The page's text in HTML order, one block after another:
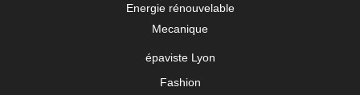
Energie rénouvelable
Mecanique
épaviste Lyon
Fashion